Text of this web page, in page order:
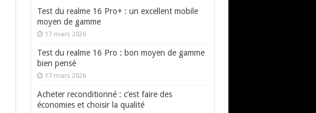
Test du realme 16 Pro+ : un excellent mobile
moyen de gamme
17 mars 2026
Test du realme 16 Pro : bon moyen de gamme
bien pensé
17 mars 2026
Acheter reconditionné : c’est faire des
économies et choisir la qualité